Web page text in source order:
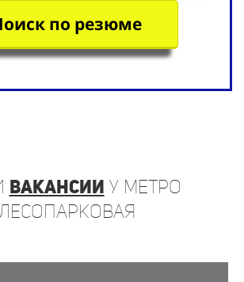
по резюме
вакансии у метро
Лесопарковая